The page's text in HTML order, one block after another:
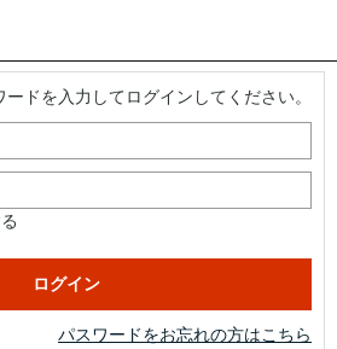
ドを入力してログインしてください。
パスワードをお忘れの方はこちら